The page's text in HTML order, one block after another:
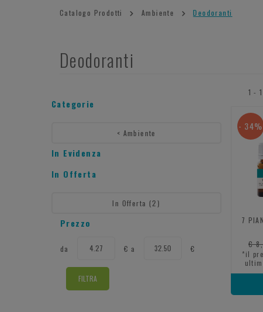
Catalogo Prodotti Ambiente Deodoranti
Deodoranti
Categorie
< Ambiente
In Evidenza
In Offerta
In Offerta (2)
Prezzo
da
da € aa €
1 -
7
- 34%
€
*il